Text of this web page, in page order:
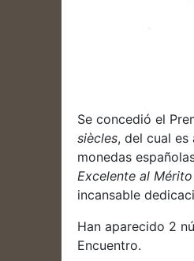
Se concedió el
siècles, del cual
monedas
Excelente al
incansable
Han aparecido 2
Encuentro.